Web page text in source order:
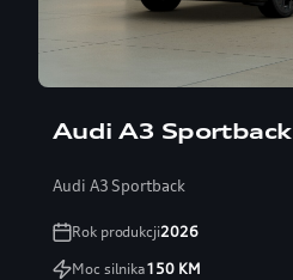
Audi A3 Sportback
Audi A3 Sportback
Rok produkcji2026
Moc silnika150KM